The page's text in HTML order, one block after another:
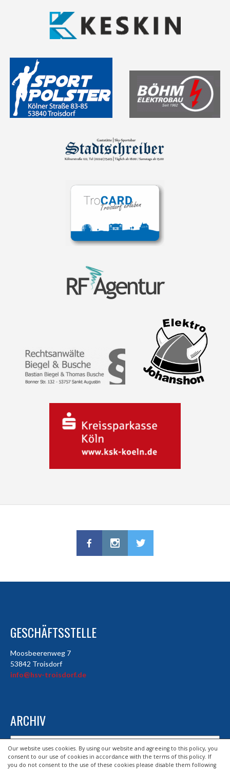
Our website uses cookies. By using our website and agreeing to this policy, you
consent to our use of cookies in accordance with the terms of this policy. If
you do not consent to the use of these cookies please disable them following
GESCHÄFTSSTELLE
Moosbeerenweg 7
53842 Troisdorf
info@hsv-troisdorf.de
ARCHIV
Archiv